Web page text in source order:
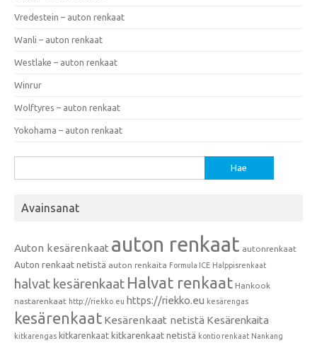
Vredestein – auton renkaat
Wanli – auton renkaat
Westlake – auton renkaat
Winrur
Wolftyres – auton renkaat
Yokohama – auton renkaat
Avainsanat
Auton kesärenkaat auton renkaat autonrenkaat
Auton renkaat netistä auton renkaita Formula ICE Halppisrenkaat
halvat kesärenkaat Halvat renkaat Hankook
nastarenkaat http://riekko.eu https://riekko.eu kesärengas
kesärenkaat Kesärenkaat netistä Kesärenkaita
kitkarengas kitkarenkaat kitkarenkaat netistä kontio renkaat Nankang